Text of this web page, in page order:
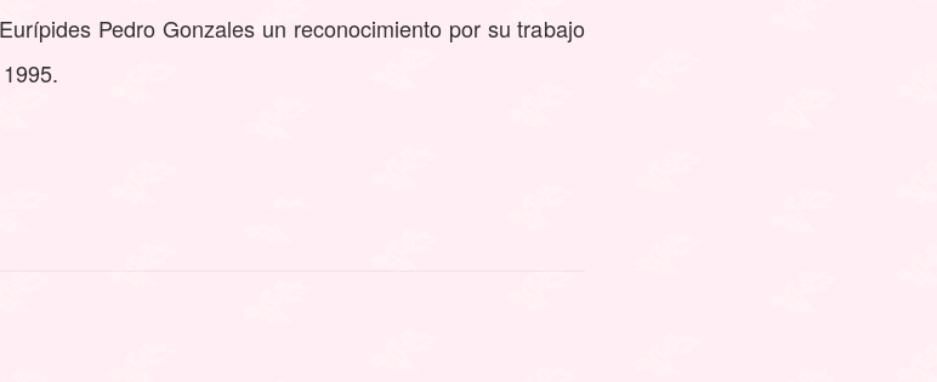
Pedro Gonzales un reconocimiento por su trabajo